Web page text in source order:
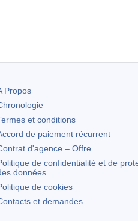
Propos
et conditions
de paiement récurrent
d'agence – Offre
de confidentialité et de
données
de cookies
et demandes